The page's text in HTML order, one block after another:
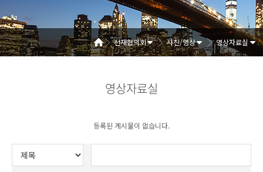
선재협의회 사진/영상 영상자료실
영상자료실
등록된 게시물이 없습니다.